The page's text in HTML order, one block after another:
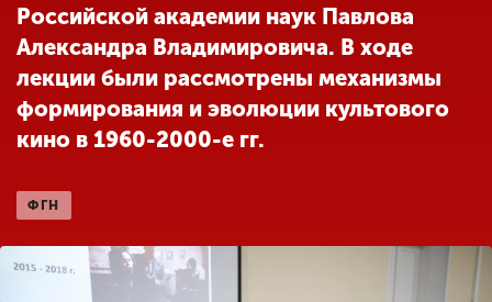
Студенческая жизнь
Сведения об
образовательной
SPN
Российской академии наук Павлова
Александра Владимировича. В ходе
лекции были рассмотрены механизмы
формирования и эволюции культового
кино в 1960-2000-е гг.
ФГН